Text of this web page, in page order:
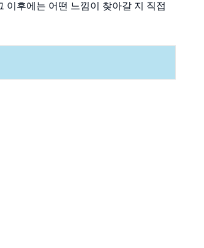
이후에는 어떤 느낌이 찾아갈 지 직접